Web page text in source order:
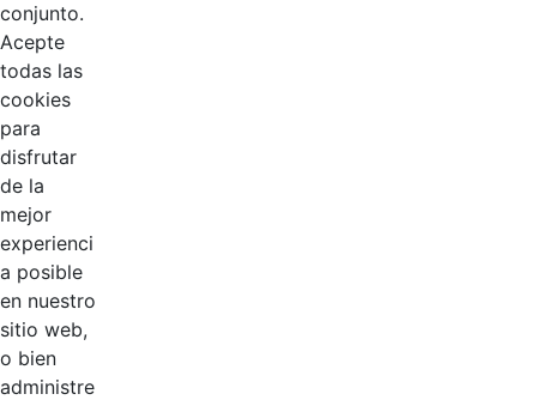
conjunto.
Acepte
todas las
cookies
para
disfrutar
de la
mejor
experienci
a posible
en nuestro
sitio web,
o bien
administre